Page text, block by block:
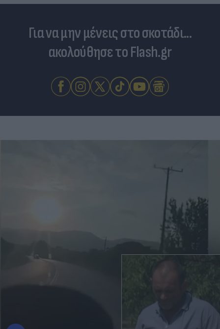
Για να μην μένεις στο σκοτάδι...
ακολούθησε το Flash.gr